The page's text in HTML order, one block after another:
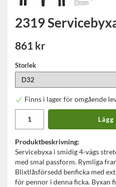
2319
861 kr
Storlek
Finns i lager för omgående
Produktbeskrivning:
Servicebyxa i smidig 4-vägs
med smal passform. Rymliga
Blixtlåsförsedd benficka med
för pennor i denna ficka. Byxan